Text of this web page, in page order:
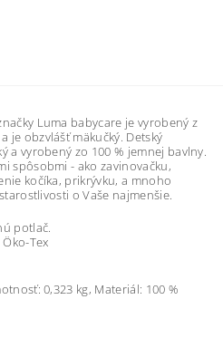
Luma babycare je vyrobený z
je obzvlášť mäkučký. Detský
a vyrobený zo 100 % jemnej bavlny.
spôsobmi - ako zavinovačku,
kočíka, prikrývku, a mnoho
o Vaše najmenšie.
potlač.
Tex
0,323 kg, Materiál: 100 %